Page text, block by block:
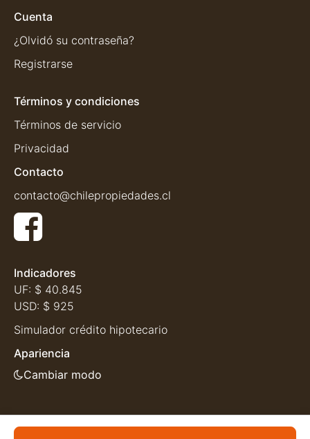
Cuenta
¿Olvidó su contraseña?
Registrarse
Términos y condiciones
Términos de servicio
Privacidad
Contacto
contacto@chilepropiedades.cl
Indicadores
UF: $ 40.845
USD: $ 925
Simulador crédito hipotecario
Apariencia
Cambiar modo